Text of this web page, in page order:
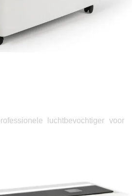
luchtbevochtiger voor